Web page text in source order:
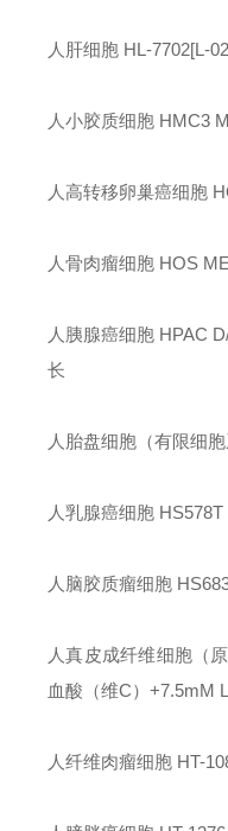
人肝细胞 HL-7702[L-
人小胶质细胞 HMC3
人高转移卵巢癌细胞
人骨肉瘤细胞 HOS
人胰腺癌细胞 HPAC
长
人胎盘细胞（有限细胞
人乳腺癌细胞 HS578T
人脑胶质瘤细胞
人真皮成纤维细胞（
血酸（维C）+7.5mM
人纤维肉瘤细胞 HT-